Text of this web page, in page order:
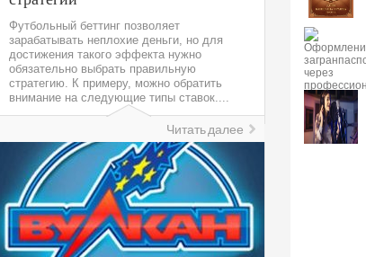
Футбольный беттинг позволяет
зарабатывать неплохие деньги, но для
достижения такого эффекта нужно
обязательно выбрать правильную
стратегию. К примеру, можно обратить
внимание на следующие типы ставок....
Читать далее